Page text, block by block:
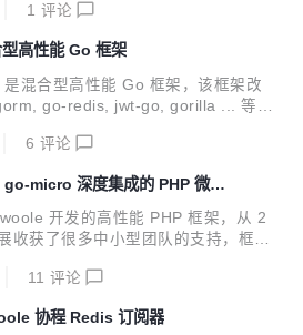
github.com/mix-go/xfmt Over
增加 debug 难度，该库可以解决这
装 go get -u gi...
1 评论
高性能 Go 框架
混合型高性能 Go 框架，该框架改
go-redis, jwt-go, gorilla ... 等多
、控制反转、事件驱动等高级特征，
程语言。 与其他 Go 框架的差别 骨
依赖注入、控制反转、事件驱动
生态各个领域最流行的库，包括 gin,
6 评论
micro 深度集成的 PHP 微服
开发的高性能 PHP 框架，从 2
收获了很多中小型团队的支持，框架
基于 Swoole 的 FastCGI、常驻
基于 Swoole 4.4+ 单线程协程 PH
11 评论
协程 Redis 订阅器